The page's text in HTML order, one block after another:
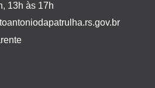
13h às 17h